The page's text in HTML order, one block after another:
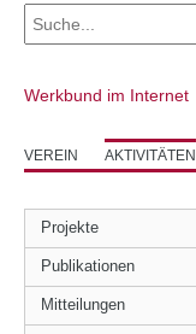
Werkbund im Internet
VEREIN AKTIVITÄTEN
Projekte
Publikationen
Mitteilungen